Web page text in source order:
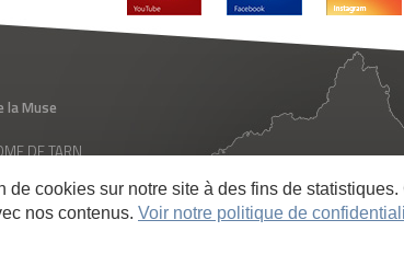
la Muse
DE TARN
cookies sur notre site à des fins de
nos contenus. Voir notre politique de